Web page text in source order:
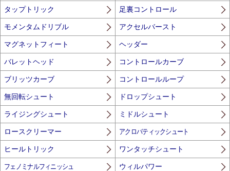
タップトリック 足裏コントロール
モメンタムドリブル アクセルバースト
マグネットフィート ヘッダー
バレットヘッド コントロールカーブ
ブリッツカーブ コントロールループ
無回転シュート ドロップシュート
ライジングシュート ミドルシュート
ロースクリーマー アクロバティックシュート
ヒールトリック ワンタッチシュート
フェノミナルフィニッシュ ウィルパワー